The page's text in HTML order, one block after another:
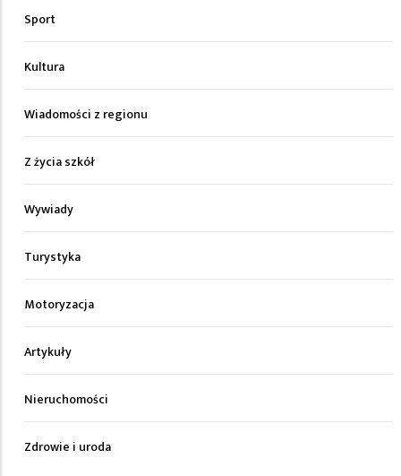
Sport
Kultura
Wiadomości z regionu
Z życia szkół
Wywiady
Turystyka
Motoryzacja
Artykuły
Nieruchomości
Zdrowie i uroda